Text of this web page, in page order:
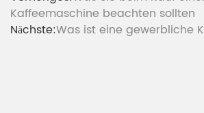
Kaffeemaschine beachten sollten
Nächste:Was ist eine gewerbliche